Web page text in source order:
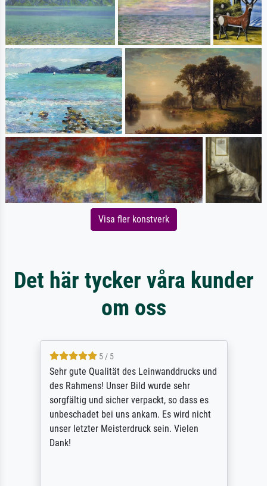
Visa fler konstverk
Det här tycker våra kunder
om oss
5 / 5
Sehr gute Qualität des Leinwanddrucks und
des Rahmens! Unser Bild wurde sehr
sorgfältig und sicher verpackt, so dass es
unbeschadet bei uns ankam. Es wird nicht
unser letzter Meisterdruck sein. Vielen
Dank!